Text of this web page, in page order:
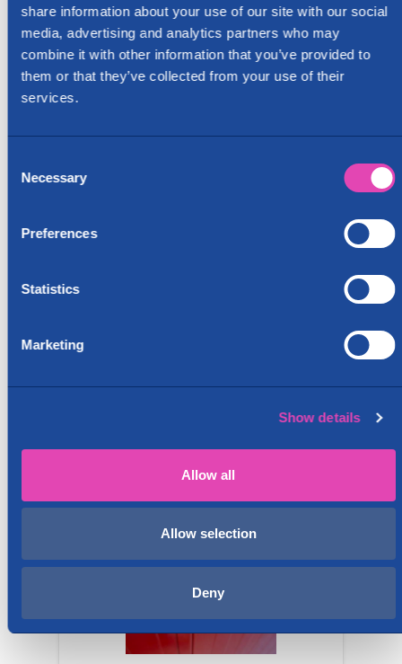
share information about your use of our site with our social
media, advertising and analytics partners who may
combine it with other information that you’ve provided to
them or that they’ve collected from your use of their
services.
Selection
Necessary
Preferences
Statistics
Marketing
Show details
Allow all
Allow selection
Deny
Saatavuus: 10 kpl
Suojamuovit
Muut tuotteet